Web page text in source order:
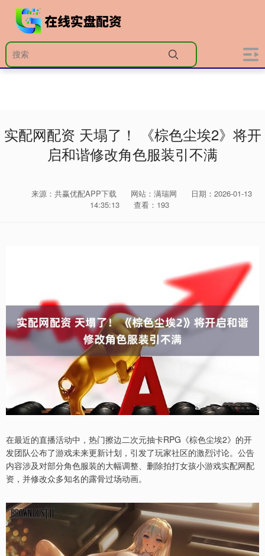
实配网配资 天塌了！ 《棕色尘埃2》将开
启和谐修改角色服装引不满
来源：共赢优配APP下载 网站：满瑞网
日期：2026-01-13
14:35:13
查看：193
在最近的直播活动中，热门擦边二次元抽卡RPG《棕色尘埃2》的开
发团队公布了游戏未来更新计划，引发了玩家社区的激烈讨论。公告
内容涉及对部分角色服装的大幅调整、删除拍打女孩小游戏实配网配
资，并修改众多知名的露骨过场动画。